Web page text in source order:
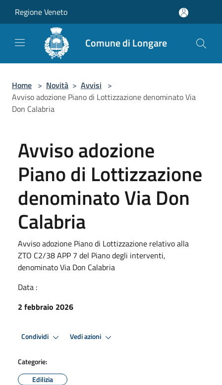
Regione Veneto
Comune di Longare
Home > Novità > Avvisi >
Avviso adozione Piano di Lottizzazione denominato Via
Don Calabria
Avviso adozione
Piano di Lottizzazione
denominato Via Don
Calabria
Avviso adozione Piano di Lottizzazione relativo alla
ZTO C2/38 APP 7 del Piano degli interventi,
denominato Via Don Calabria
Data :
2 febbraio 2026
Condividi Vedi azioni
Categorie:
Edilizia